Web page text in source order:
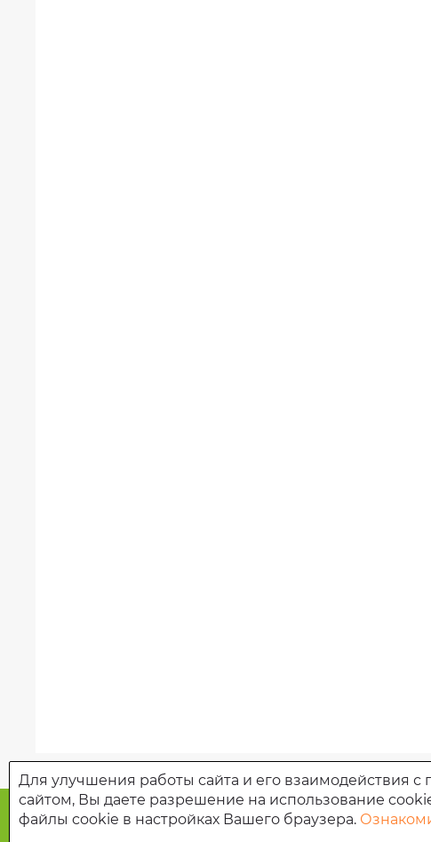
Управление социальной защиты населения
Для улучшения работы сайта и его взаимодействия
сайтом, Вы даете разрешение на использование
файлы cookie в настройках Вашего браузера.